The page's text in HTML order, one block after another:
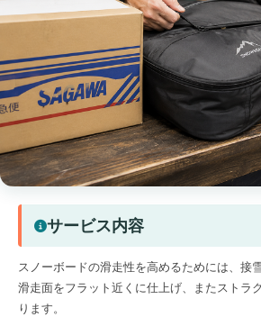
サービス内容
スノーボードの滑走性を高めるためには、接
滑走面をフラット近くに仕上げ、またストラ
ります。